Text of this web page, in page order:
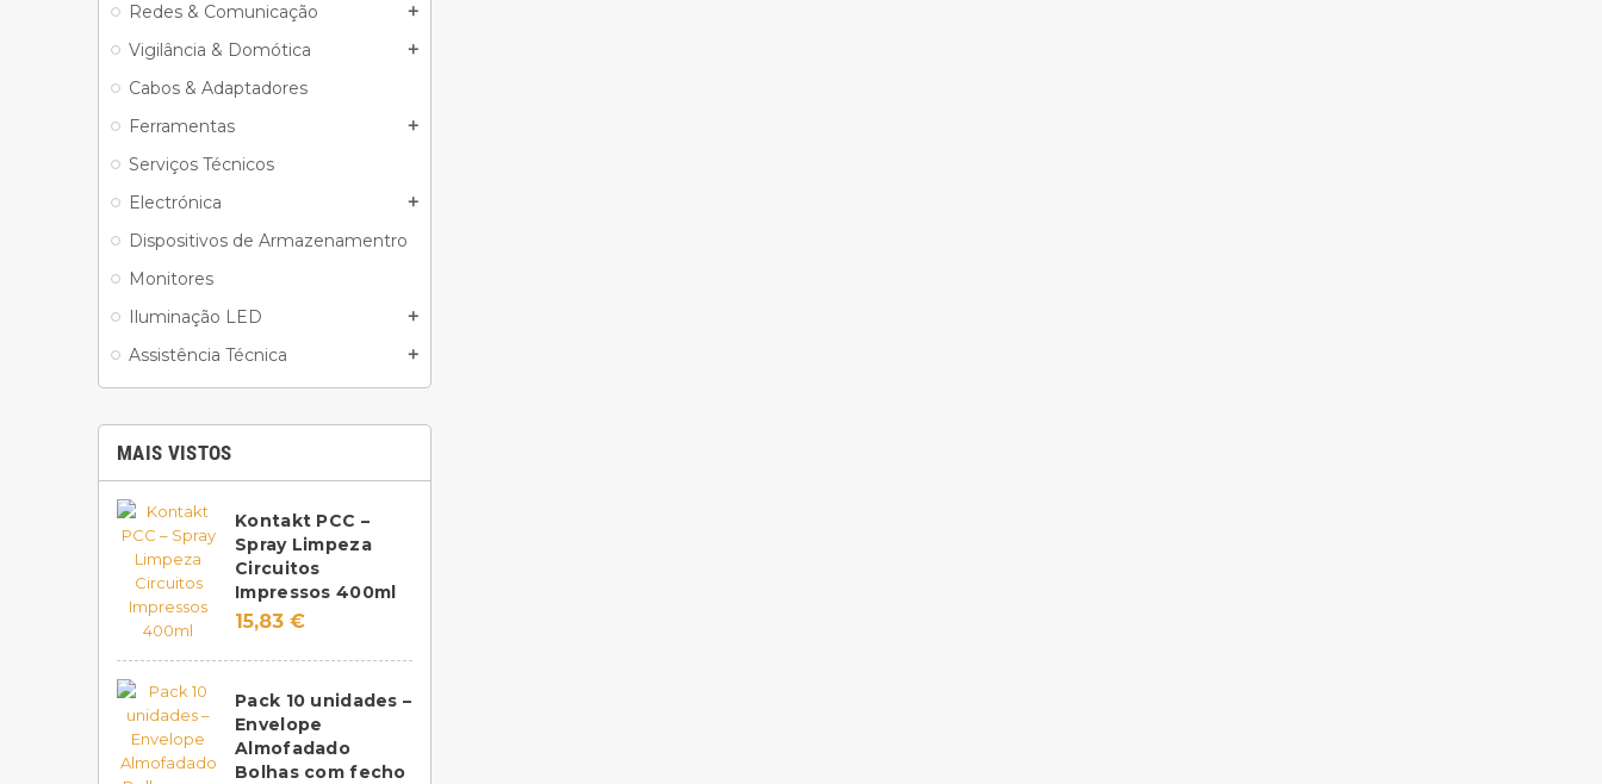
Redes & Comunicação add
Vigilância & Domótica add
Cabos & Adaptadores
Ferramentas
add
Serviços Técnicos
Electrónica
add
Dispositivos de Armazenamentro
Monitores
Iluminação LED
add
Assistência Técnica add
MAIS VISTOS
Kontakt PCC –
Spray Limpeza
Circuitos
Impressos 400ml
15,83 €
Pack 10 unidades –
Envelope
Almofadado
Bolhas com fecho